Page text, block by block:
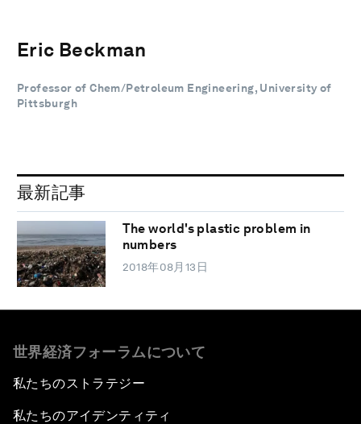
Eric Beckman
Professor of Chem/Petroleum Engineering, University of
Pittsburgh
最新記事
The world's plastic problem in
numbers
2018年08月13日
世界経済フォーラムについて
私たちのストラテジー
私たちのアイデンティティ